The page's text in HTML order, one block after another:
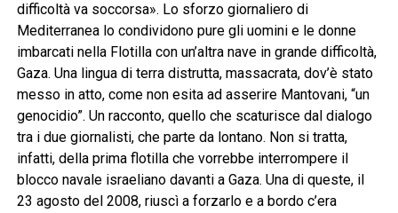
difficoltà va soccorsa». Lo sforzo giornaliero di
Mediterranea lo condividono pure gli uomini e le donne
imbarcati nella Flotilla con un’altra nave in grande difficoltà,
Gaza. Una lingua di terra distrutta, massacrata, dov’è stato
messo in atto, come non esita ad asserire Mantovani, “un
genocidio”. Un racconto, quello che scaturisce dal dialogo
tra i due giornalisti, che parte da lontano. Non si tratta,
infatti, della prima flotilla che vorrebbe interrompere il
blocco navale israeliano davanti a Gaza. Una di queste, il
23 agosto del 2008, riuscì a forzarlo e a bordo c’era